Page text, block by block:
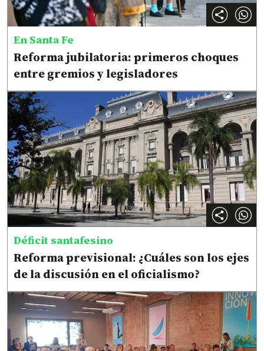
En Santa Fe
Reforma jubilatoria: primeros choques
entre gremios y legisladores
Déficit santafesino
Reforma previsional: ¿Cuáles son los ejes
de la discusión en el oficialismo?